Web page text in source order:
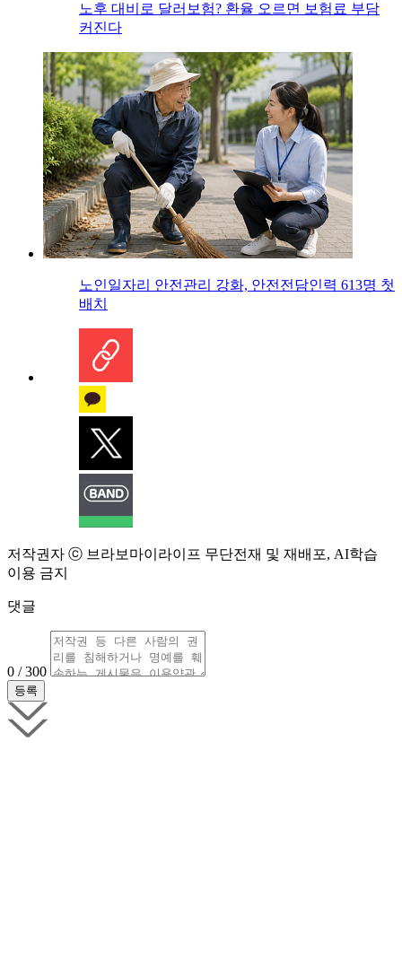
노후 대비로 달러보험? 환율 오르면 보험료 부담
커진다
노인일자리 안전관리 강화, 안전전담인력 613명 첫
배치
저작권자 ⓒ 브라보마이라이프 무단전재 및 재배포, AI학습
이용 금지
댓글
0 / 300